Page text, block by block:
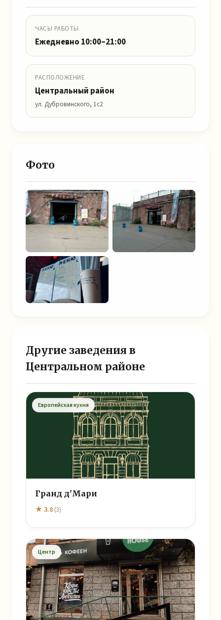
ЧАСЫ РАБОТЫ
Ежедневно 10:00–21:00
РАСПОЛОЖЕНИЕ
Центральный район
ул. Дубровинского, 1с2
Фото
Другие заведения в
Центральном районе
Европейская кухня
Гранд д'Мари
★ 3.8 (3)
Центр